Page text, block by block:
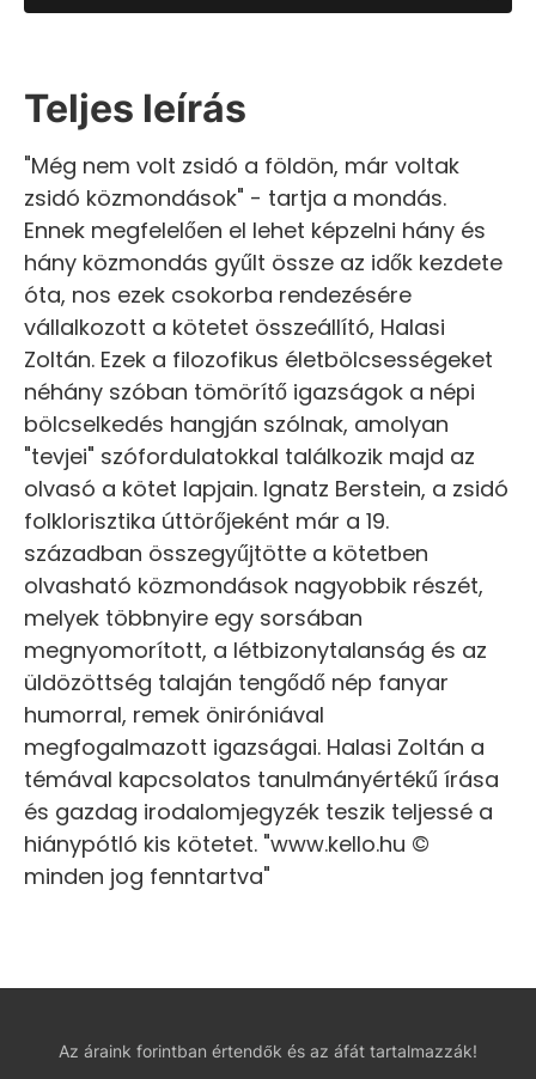
Teljes leírás
"Még nem volt zsidó a földön, már voltak
zsidó közmondások" - tartja a mondás.
Ennek megfelelően el lehet képzelni hány és
hány közmondás gyűlt össze az idők kezdete
óta, nos ezek csokorba rendezésére
vállalkozott a kötetet összeállító, Halasi
Zoltán. Ezek a filozofikus életbölcsességeket
néhány szóban tömörítő igazságok a népi
bölcselkedés hangján szólnak, amolyan
"tevjei" szófordulatokkal találkozik majd az
olvasó a kötet lapjain. Ignatz Berstein, a zsidó
folklorisztika úttörőjeként már a 19.
században összegyűjtötte a kötetben
olvasható közmondások nagyobbik részét,
melyek többnyire egy sorsában
megnyomorított, a létbizonytalanság és az
üldözöttség talaján tengődő nép fanyar
humorral, remek öniróniával
megfogalmazott igazságai. Halasi Zoltán a
témával kapcsolatos tanulmányértékű írása
és gazdag irodalomjegyzék teszik teljessé a
hiánypótló kis kötetet. "www.kello.hu ©
minden jog fenntartva"
Az áraink forintban értendők és az áfát tartalmazzák!